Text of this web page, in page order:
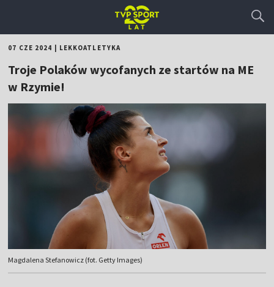
07 CZE 2024 LEKKOATLETYKA
Troje Polaków wycofanych ze startów na ME
w Rzymie!
Magdalena Stefanowicz (fot. Getty Images)